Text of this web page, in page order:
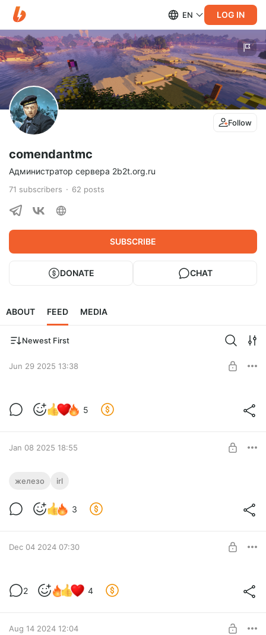
EN LOG IN
Follow
comendantmc
Администратор сервера 2b2t.org.ru
71 subscribers 62 posts
SUBSCRIBE
DONATE CHAT
ABOUT FEED MEDIA
Newest First
Jun 29 2025 13:38
Level required:
5
Jan 08 2025 18:55
Переезд на свое железо (2023)
Блог разработки
железо irl
3
Dec 04 2024 07:30
Просто о том, что в данный момент делаю и что планирую
Level required:
2 4
Aug 14 2024 12:04